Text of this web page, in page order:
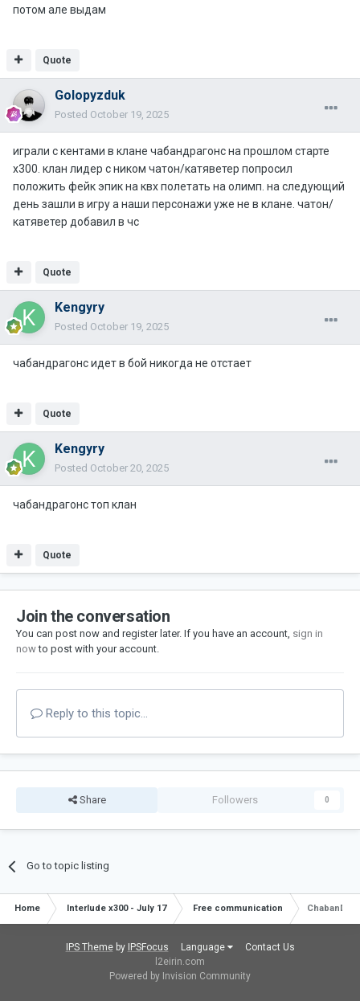
потом але выдам
Quote
Golopyzduk
Posted October 19, 2025
играли с кентами в клане чабандрагонс на прошлом старте
х300. клан лидер с ником чатон/катяветер попросил
положить фейк эпик на квх полетать на олимп. на следующий
день зашли в игру а наши персонажи уже не в клане. чатон/
катяветер добавил в чс
Quote
Kengyry
Posted October 19, 2025
чабандрагонс идет в бой никогда не отстает
Quote
Kengyry
Posted October 20, 2025
чабандрагонс топ клан
Quote
Join the conversation
You can post now and register later. If you have an account, sign in
nowto post with your account.
Reply to this topic...
Share Followers 0
Go to topic listing
Home Interlude x300 - July 17 Free communication
IPS Themeby IPSFocus Language
Contact Us
l2eirin.com
Powered by Invision Community